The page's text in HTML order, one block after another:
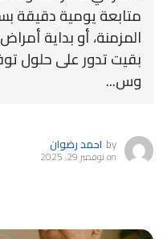
متابعة يومية دقيقة
المزمنة، أو بداية
بقيت تدور على حلول
وس...
by احمد رضوان
onنوفمبر 29, 2025